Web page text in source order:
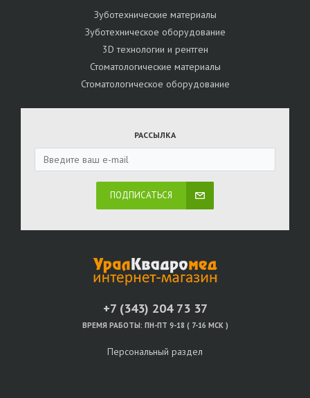
Зуботехнические материалы
Зуботехническое оборудование
3D технологии и рентген
Стоматологические материалы
Стоматологическое оборудование
РАССЫЛКА
ПОДПИСАТЬСЯ
+7 (343) 204 73 37
ВРЕМЯ РАБОТЫ: ПН-ПТ 9-18 ( 7-16 МСК )
Персональный раздел